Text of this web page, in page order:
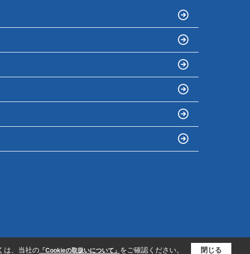
は、当社の「Cookieの取扱いについて」 をご確認ください。 閉じる